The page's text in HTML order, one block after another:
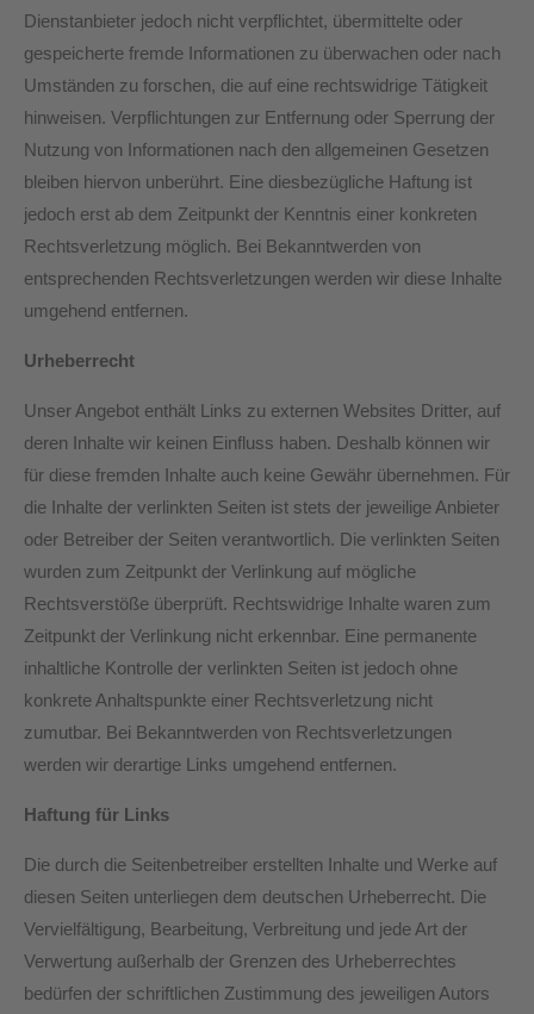
Dienstanbieter jedoch nicht verpflichtet, übermittelte oder
gespeicherte fremde Informationen zu überwachen oder nach
Umständen zu forschen, die auf eine rechtswidrige Tätigkeit
hinweisen. Verpflichtungen zur Entfernung oder Sperrung der
Nutzung von Informationen nach den allgemeinen Gesetzen
bleiben hiervon unberührt. Eine diesbezügliche Haftung ist
jedoch erst ab dem Zeitpunkt der Kenntnis einer konkreten
Rechtsverletzung möglich. Bei Bekanntwerden von
entsprechenden Rechtsverletzungen werden wir diese Inhalte
umgehend entfernen.
Urheberrecht
Unser Angebot enthält Links zu externen Websites Dritter, auf
deren Inhalte wir keinen Einfluss haben. Deshalb können wir
für diese fremden Inhalte auch keine Gewähr übernehmen. Für
die Inhalte der verlinkten Seiten ist stets der jeweilige Anbieter
oder Betreiber der Seiten verantwortlich. Die verlinkten Seiten
wurden zum Zeitpunkt der Verlinkung auf mögliche
Rechtsverstöße überprüft. Rechtswidrige Inhalte waren zum
Zeitpunkt der Verlinkung nicht erkennbar.​ Eine permanente
inhaltliche Kontrolle der verlinkten Seiten ist jedoch ohne
konkrete Anhaltspunkte einer Rechtsverletzung nicht
zumutbar. Bei Bekanntwerden von Rechtsverletzungen
werden wir derartige Links umgehend entfernen.
Haftung für Links
Die durch die Seitenbetreiber erstellten Inhalte und Werke auf
diesen Seiten unterliegen dem deutschen Urheberrecht. Die
Vervielfältigung, Bearbeitung, Verbreitung und jede Art der
Verwertung außerhalb der Grenzen des Urheberrechtes
bedürfen der schriftlichen Zustimmung des jeweiligen Autors